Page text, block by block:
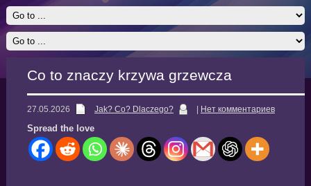
Co to znaczy krzywa grzewcza
27.05.2026 Jak? Co? Dlaczego? Нет комментариев
Spread the love